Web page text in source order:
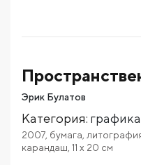
Эрик Булатов
Категория: графика
2007 бумага
карандаш 11 x 20 см